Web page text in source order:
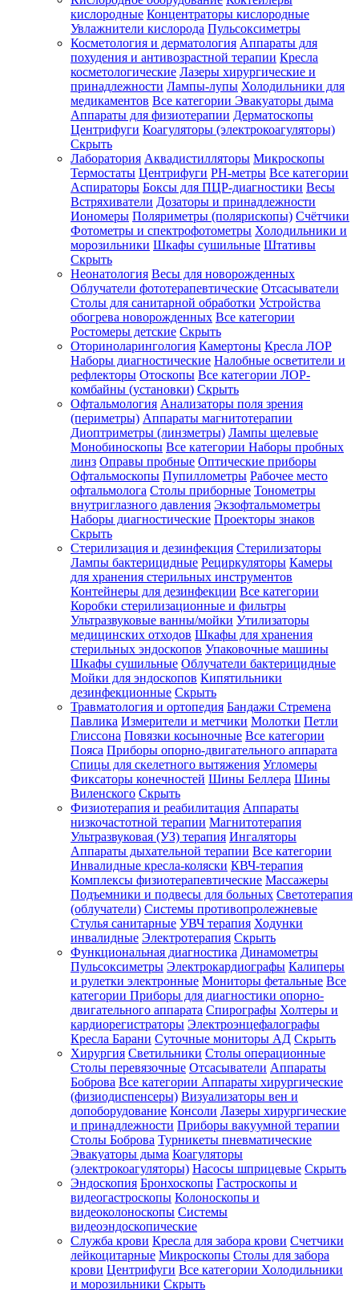
Зарегистрироваться
Зачем
регистрироваться?
Все
покупки
одном
месте
Личный
менеджер
Отслеживание
статуса
заказа
кислородные Концентраторы кислородные
Увлажнители кислорода Пульсоксиметры
Косметология и дерматология Аппараты для
похудения и антивозрастной терапии Кресла
косметологические Лазеры хирургические и
принадлежности Лампы-лупы Холодильники для
медикаментов Все категории Эвакуаторы дыма
Аппараты для физиотерапии Дерматоскопы
Центрифуги Коагуляторы (электрокоагуляторы)
Скрыть
Лаборатория Аквадистилляторы Микроскопы
Термостаты Центрифуги PH-метры Все категории
Аспираторы Боксы для ПЦР-диагностики Весы
Встряхиватели Дозаторы и принадлежности
Иономеры Поляриметры (полярископы) Счётчики
Фотометры и спектрофотометры Холодильники и
морозильники Шкафы сушильные Штативы
Скрыть
Неонатология Весы для новорожденных
Облучатели фототерапевтические Отсасыватели
Столы для санитарной обработки Устройства
обогрева новорожденных Все категории
Ростомеры детские Скрыть
Оториноларингология Камертоны Кресла ЛОР
Наборы диагностические Налобные осветители и
рефлекторы Отоскопы Все категории ЛОР-
комбайны (установки) Скрыть
Офтальмология Анализаторы поля зрения
(периметры) Аппараты магнитотерапии
Диоптриметры (линзметры) Лампы щелевые
Монобиноскопы Все категории Наборы пробных
линз Оправы пробные Оптические приборы
Офтальмоскопы Пупиллометры Рабочее место
офтальмолога Столы приборные Тонометры
внутриглазного давления Экзофтальмометры
Наборы диагностические Проекторы знаков
Скрыть
Стерилизация и дезинфекция Стерилизаторы
Лампы бактерицидные Рециркуляторы Камеры
для хранения стерильных инструментов
Контейнеры для дезинфекции Все категории
Коробки стерилизационные и фильтры
Ультразвуковые ванны/мойки Утилизаторы
медицинских отходов Шкафы для хранения
стерильных эндоскопов Упаковочные машины
Шкафы сушильные Облучатели бактерицидные
Мойки для эндоскопов Кипятильники
дезинфекционные Скрыть
Травматология и ортопедия Бандажи Стремена
Павлика Измерители и метчики Молотки Петли
Глиссона Повязки косыночные Все категории
Пояса Приборы опорно-двигательного аппарата
Спицы для скелетного вытяжения Угломеры
Фиксаторы конечностей Шины Беллера Шины
Виленского Скрыть
Физиотерапия и реабилитация Аппараты
низкочастотной терапии Магнитотерапия
Ультразвуковая (УЗ) терапия Ингаляторы
Аппараты дыхательной терапии Все категории
Инвалидные кресла-коляски КВЧ-терапия
Комплексы физиотерапевтические Массажеры
Подъемники и подвесы для больных Светотерапия
(облучатели) Системы противопролежневые
Стулья санитарные УВЧ терапия Ходунки
инвалидные Электротерапия Скрыть
Функциональная диагностика Динамометры
Пульсоксиметры Электрокардиографы Калиперы
и рулетки электронные Мониторы фетальные Все
категории Приборы для диагностики опорно-
двигательного аппарата Спирографы Холтеры и
кардиорегистраторы Электроэнцефалографы
Кресла Барани Суточные мониторы АД Скрыть
Хирургия Светильники Столы операционные
Столы перевязочные Отсасыватели Аппараты
Боброва Все категории Аппараты хирургические
(физиодиспенсеры) Визуализаторы вен и
допоборудование Консоли Лазеры хирургические
и принадлежности Приборы вакуумной терапии
Столы Боброва Турникеты пневматические
Эвакуаторы дыма Коагуляторы
(электрокоагуляторы) Насосы шприцевые Скрыть
Эндоскопия Бронхоскопы Гастроскопы и
видеогастроскопы Колоноскопы и
видеоколоноскопы Системы
видеоэндоскопические
Служба крови Кресла для забора крови Счетчики
лейкоцитарные Микроскопы Столы для забора
крови Центрифуги Все категории Холодильники
и морозильники Скрыть